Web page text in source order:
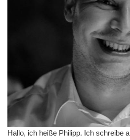
Hallo, ich heiße Philipp. Ich schreibe